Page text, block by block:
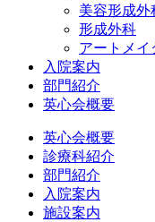
美容形成外
形成外科
アートメイ
入院案内
部門紹介
英心会概要
英心会概要
診療科紹介
部門紹介
入院案内
施設案内